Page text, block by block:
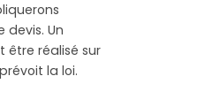
Un
être réalisé sur
la loi.